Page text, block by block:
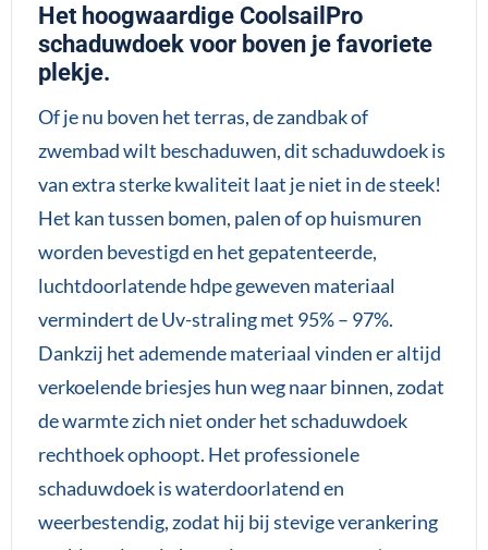
Het hoogwaardige CoolsailPro
schaduwdoek voor boven je favoriete
plekje.
Of je nu boven het terras, de zandbak of
zwembad wilt beschaduwen, dit schaduwdoek is
van extra sterke kwaliteit laat je niet in de steek!
Het kan tussen bomen, palen of op huismuren
worden bevestigd en het gepatenteerde,
luchtdoorlatende hdpe geweven materiaal
vermindert de Uv-straling met 95% – 97%.
Dankzij het ademende materiaal vinden er altijd
verkoelende briesjes hun weg naar binnen, zodat
de warmte zich niet onder het schaduwdoek
rechthoek ophoopt. Het professionele
schaduwdoek is waterdoorlatend en
weerbestendig, zodat hij bij stevige verankering